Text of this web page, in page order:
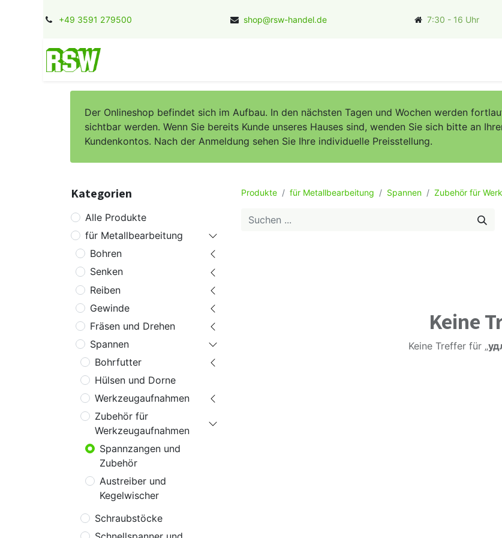
+49 3591 279500 shop@rsw-handel.de 7:30 - 16 Uhr
Der Onlineshop befindet sich im Aufbau. In den nächsten Tagen und Wochen werden
sichtbar werden. Wenn Sie bereits Kunde unseres Hauses sind, wenden Sie sich bitte an
Kundenkontos. Nach der Anmeldung sehen Sie Ihre individuelle Preisstellung.
Kategorien
Alle Produkte
für Metallbearbeitung
Bohren
Senken
Reiben
Gewinde
Fräsen und Drehen
Spannen
Bohrfutter
Hülsen und Dorne
Werkzeugaufnahmen
Zubehör für
Werkzeugaufnahmen
Spannzangen und
Zubehör
Austreiber und
Kegelwischer
Schraubstöcke
Produkte für Metallbearbeitung Spannen Zubehör für
Keine
Keine Treffer für „